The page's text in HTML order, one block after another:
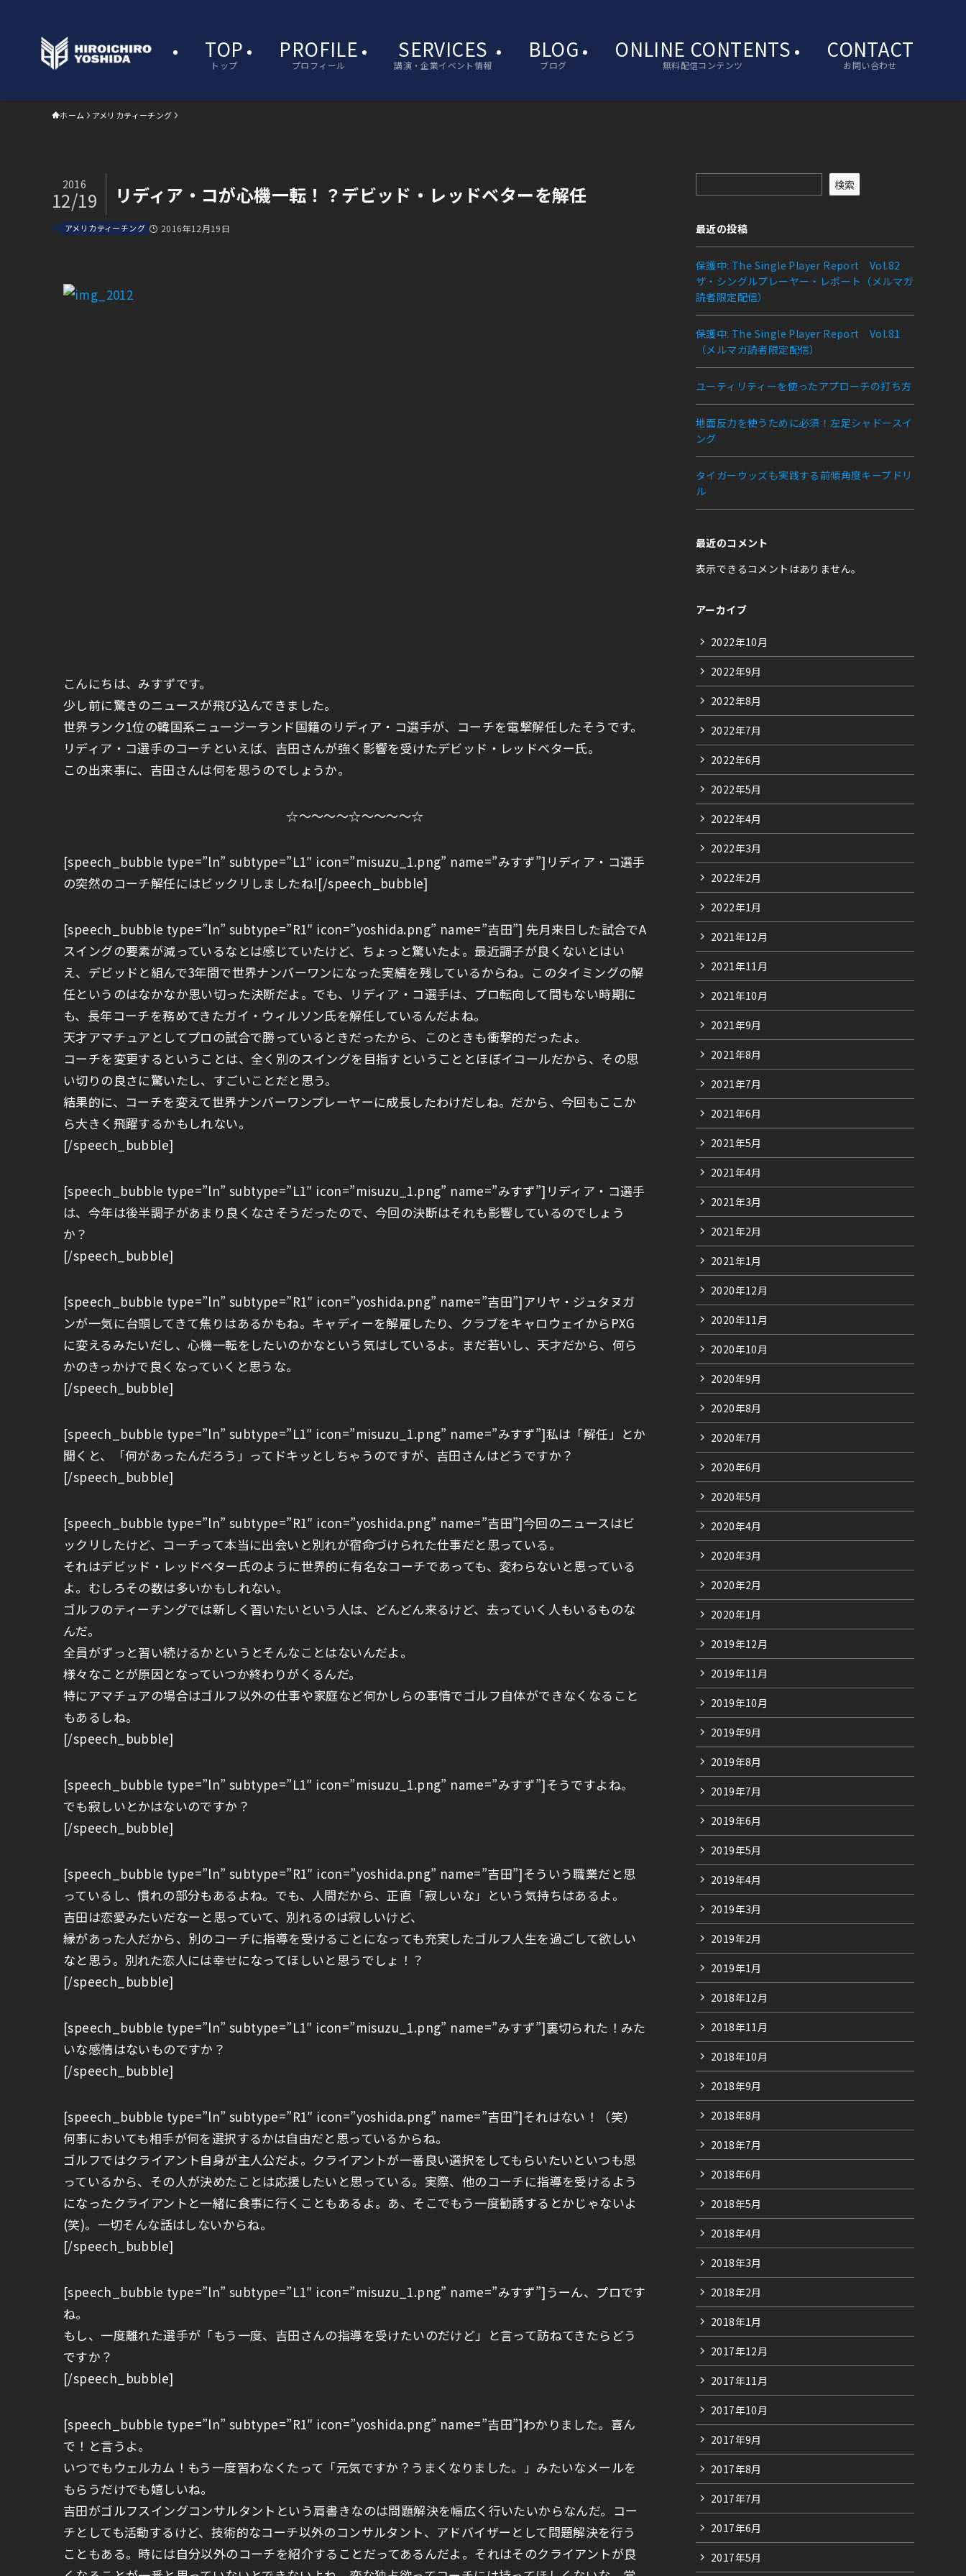
TOP
トップ
PROFILE
プロフィール
SERVICES
講演・企業イベント情報
BLOG
ブログ
ONLINE CONTENTS
無料配信コンテンツ
CONTACT
お問い合わせ
ホーム アメリカティーチング
リディア・コが心機一転！？デビッド・レッドベターを解任
2016
12/19
アメリカティーチング 2016年12月19日
こんにちは、みすずです。
少し前に驚きのニュースが飛び込んできました。
世界ランク1位の韓国系ニュージーランド国籍のリディア・コ選手が、コーチを電撃解任したそうです。
リディア・コ選手のコーチといえば、吉田さんが強く影響を受けたデビッド・レッドベター氏。
この出来事に、吉田さんは何を思うのでしょうか。
☆～～～～☆～～～～☆
[speech_bubble type=”ln” subtype=”L1″ icon=”misuzu_1.png” name=”みすず”]リディア・コ選手
の突然のコーチ解任にはビックリしましたね![/speech_bubble]
[speech_bubble type=”ln” subtype=”R1″ icon=”yoshida.png” name=”吉田”] 先月来日した試合でA
スイングの要素が減っているなとは感じていたけど、ちょっと驚いたよ。最近調子が良くないとはい
え、デビッドと組んで3年間で世界ナンバーワンになった実績を残しているからね。このタイミングの解
任というのはなかなか思い切った決断だよ。でも、リディア・コ選手は、プロ転向して間もない時期に
も、長年コーチを務めてきたガイ・ウィルソン氏を解任しているんだよね。
天才アマチュアとしてプロの試合で勝っているときだったから、このときも衝撃的だったよ。
コーチを変更するということは、全く別のスイングを目指すということとほぼイコールだから、その思
い切りの良さに驚いたし、すごいことだと思う。
結果的に、コーチを変えて世界ナンバーワンプレーヤーに成長したわけだしね。だから、今回もここか
ら大きく飛躍するかもしれない。
[/speech_bubble]
[speech_bubble type=”ln” subtype=”L1″ icon=”misuzu_1.png” name=”みすず”]リディア・コ選手
は、今年は後半調子があまり良くなさそうだったので、今回の決断はそれも影響しているのでしょう
か？
[/speech_bubble]
[speech_bubble type=”ln” subtype=”R1″ icon=”yoshida.png” name=”吉田”]アリヤ・ジュタヌガ
ンが一気に台頭してきて焦りはあるかもね。キャディーを解雇したり、クラブをキャロウェイからPXG
に変えるみたいだし、心機一転をしたいのかなという気はしているよ。まだ若いし、天才だから、何ら
かのきっかけで良くなっていくと思うな。
[/speech_bubble]
[speech_bubble type=”ln” subtype=”L1″ icon=”misuzu_1.png” name=”みすず”]私は「解任」とか
聞くと、「何があったんだろう」ってドキッとしちゃうのですが、吉田さんはどうですか？
[/speech_bubble]
[speech_bubble type=”ln” subtype=”R1″ icon=”yoshida.png” name=”吉田”]今回のニュースはビ
ックリしたけど、コーチって本当に出会いと別れが宿命づけられた仕事だと思っている。
それはデビッド・レッドベター氏のように世界的に有名なコーチであっても、変わらないと思っている
よ。むしろその数は多いかもしれない。
ゴルフのティーチングでは新しく習いたいという人は、どんどん来るけど、去っていく人もいるものな
んだ。
全員がずっと習い続けるかというとそんなことはないんだよ。
様々なことが原因となっていつか終わりがくるんだ。
特にアマチュアの場合はゴルフ以外の仕事や家庭など何かしらの事情でゴルフ自体ができなくなること
もあるしね。
[/speech_bubble]
[speech_bubble type=”ln” subtype=”L1″ icon=”misuzu_1.png” name=”みすず”]そうですよね。
でも寂しいとかはないのですか？
[/speech_bubble]
[speech_bubble type=”ln” subtype=”R1″ icon=”yoshida.png” name=”吉田”]そういう職業だと思
っているし、慣れの部分もあるよね。でも、人間だから、正直「寂しいな」という気持ちはあるよ。
吉田は恋愛みたいだなーと思っていて、別れるのは寂しいけど、
縁があった人だから、別のコーチに指導を受けることになっても充実したゴルフ人生を過ごして欲しい
なと思う。別れた恋人には幸せになってほしいと思うでしょ！？
[/speech_bubble]
[speech_bubble type=”ln” subtype=”L1″ icon=”misuzu_1.png” name=”みすず”]裏切られた！みた
いな感情はないものですか？
[/speech_bubble]
[speech_bubble type=”ln” subtype=”R1″ icon=”yoshida.png” name=”吉田”]それはない！（笑）
何事においても相手が何を選択するかは自由だと思っているからね。
ゴルフではクライアント自身が主人公だよ。クライアントが一番良い選択をしてもらいたいといつも思
っているから、その人が決めたことは応援したいと思っている。実際、他のコーチに指導を受けるよう
になったクライアントと一緒に食事に行くこともあるよ。あ、そこでもう一度勧誘するとかじゃないよ
(笑)。一切そんな話はしないからね。
[/speech_bubble]
[speech_bubble type=”ln” subtype=”L1″ icon=”misuzu_1.png” name=”みすず”]うーん、プロです
ね。
もし、一度離れた選手が「もう一度、吉田さんの指導を受けたいのだけど」と言って訪ねてきたらどう
ですか？
[/speech_bubble]
[speech_bubble type=”ln” subtype=”R1″ icon=”yoshida.png” name=”吉田”]わかりました。喜ん
で！と言うよ。
いつでもウェルカム！もう一度習わなくたって「元気ですか？うまくなりました。」みたいなメールを
もらうだけでも嬉しいね。
吉田がゴルフスイングコンサルタントという肩書きなのは問題解決を幅広く行いたいからなんだ。コー
チとしても活動するけど、技術的なコーチ以外のコンサルタント、アドバイザーとして問題解決を行う
こともある。時には自分以外のコーチを紹介することだってあるんだよ。それはそのクライアントが良
検索
最近の投稿
保護中: The Single Player Report Vol.82
ザ・シングルプレーヤー・レポート（メルマガ
読者限定配信）
保護中: The Single Player Report Vol.81
（メルマガ読者限定配信）
ユーティリティーを使ったアプローチの打ち方
地面反力を使うために必須！左足シャドースイ
ング
タイガーウッズも実践する前傾角度キープドリ
ル
最近のコメント
表示できるコメントはありません。
アーカイブ
2022年10月
2022年9月
2022年8月
2022年7月
2022年6月
2022年5月
2022年4月
2022年3月
2022年2月
2022年1月
2021年12月
2021年11月
2021年10月
2021年9月
2021年8月
2021年7月
2021年6月
2021年5月
2021年4月
2021年3月
2021年2月
2021年1月
2020年12月
2020年11月
2020年10月
2020年9月
2020年8月
2020年7月
2020年6月
2020年5月
2020年4月
2020年3月
2020年2月
2020年1月
2019年12月
2019年11月
2019年10月
2019年9月
2019年8月
2019年7月
2019年6月
2019年5月
2019年4月
2019年3月
2019年2月
2019年1月
2018年12月
2018年11月
2018年10月
2018年9月
2018年8月
2018年7月
2018年6月
2018年5月
2018年4月
2018年3月
2018年2月
2018年1月
2017年12月
2017年11月
2017年10月
2017年9月
2017年8月
2017年7月
2017年6月
2017年5月